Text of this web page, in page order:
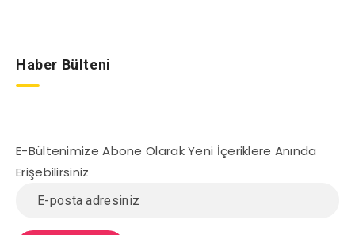
Haber Bülteni
E-Bültenimize Abone Olarak Yeni İçeriklere Anında
Erişebilirsiniz